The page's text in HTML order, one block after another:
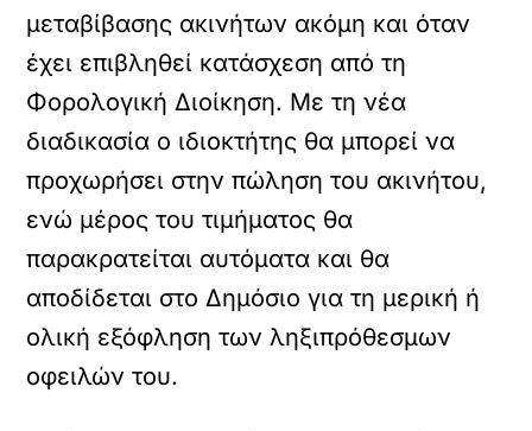
μεταβίβασης ακινήτων ακόμη και όταν
έχει επιβληθεί κατάσχεση από τη
Φορολογική Διοίκηση. Με τη νέα
διαδικασία ο ιδιοκτήτης θα μπορεί να
προχωρήσει στην πώληση του ακινήτου,
ενώ μέρος του τιμήματος θα
παρακρατείται αυτόματα και θα
αποδίδεται στο Δημόσιο για τη μερική ή
ολική εξόφληση των ληξιπρόθεσμων
οφειλών του.